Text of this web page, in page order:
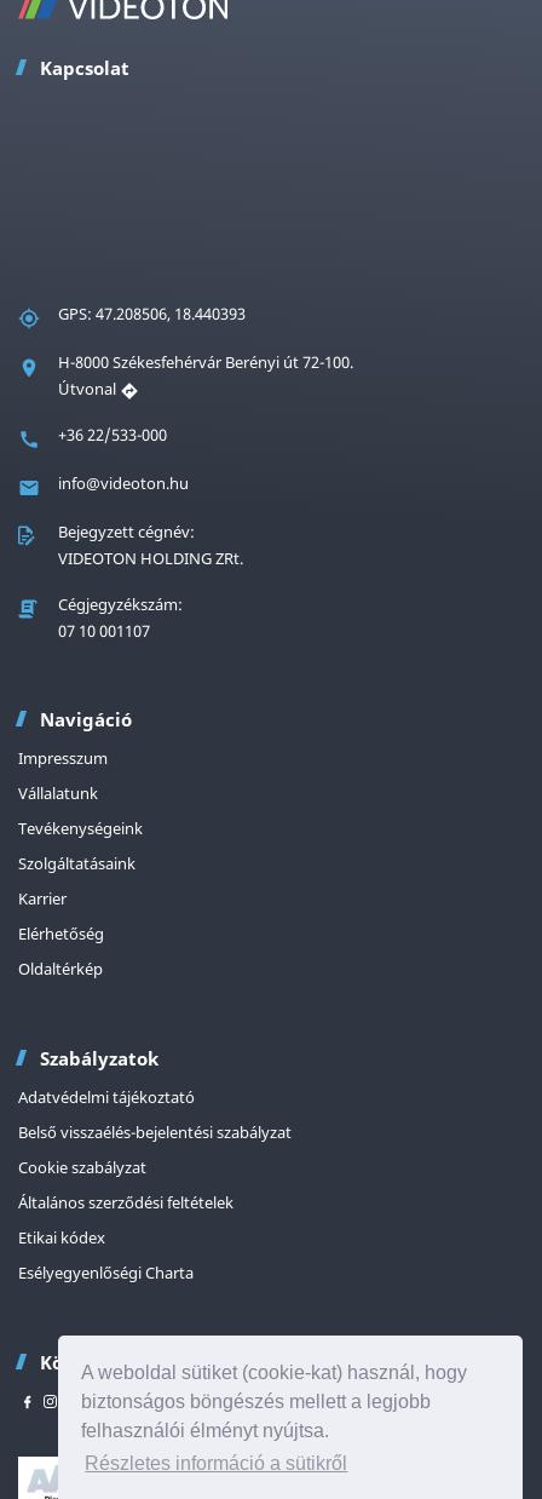
A weboldal sütiket (cookie-kat) használ, hogy
biztonságos böngészés mellett a legjobb
felhasználói élményt nyújtsa.
Részletes információ a sütikről
Kapcsolat
GPS: 47.208506, 18.440393
H-8000 Székesfehérvár Berényi út 72-100.
Útvonal
+36 22/533-000
info@videoton.hu
Bejegyzett cégnév:
VIDEOTON HOLDING ZRt.
Cégjegyzékszám:
07 10 001107
Navigáció
Impresszum
Vállalatunk
Tevékenységeink
Szolgáltatásaink
Karrier
Elérhetőség
Oldaltérkép
Szabályzatok
Adatvédelmi tájékoztató
Belső visszaélés-bejelentési szabályzat
Cookie szabályzat
Általános szerződési feltételek
Etikai kódex
Esélyegyenlőségi Charta
Kövessen minket